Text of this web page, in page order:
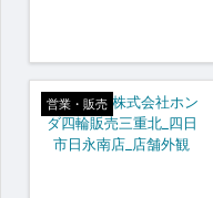
営業・販売